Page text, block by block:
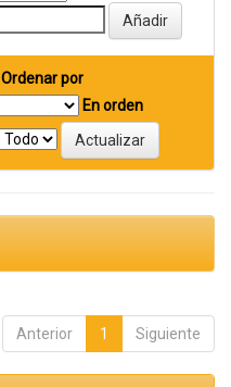
Ordenar por
En orden
Anterior 1 Siguiente